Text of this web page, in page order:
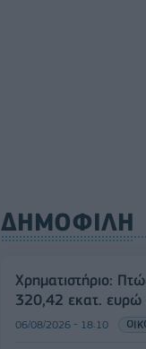
ΔΗΜΟΦΙΛΗ
Χρηματιστήριο:
320,42 εκατ. ευρώ
06/08/2026 - 18:10